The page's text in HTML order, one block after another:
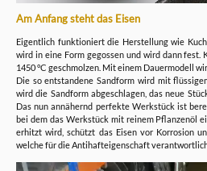
Am Anfang steht das Eisen
Eigentlich funktioniert die Herstellung wie
wird in eine Form gegossen und wird dann fest.
1450 °C geschmolzen. Mit einem Dauermodell
Die so entstandene Sandform wird mit
wird die Sandform abgeschlagen, das neue
Das nun annähernd perfekte Werkstück ist
bei dem das Werkstück mit reinem Pflanzenöl
erhitzt wird, schützt das Eisen vor Korrosion
welche für die Antihafteigenschaft